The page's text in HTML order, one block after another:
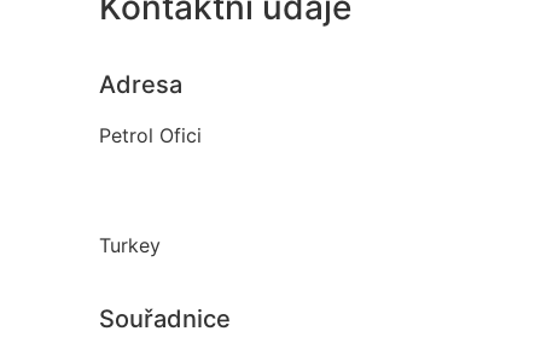
Adresa
Petrol Ofici
Turkey
Souřadnice